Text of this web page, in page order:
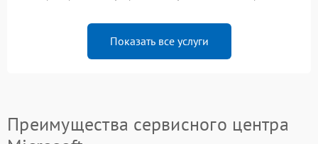
Показать все услуги
Преимущества сервисного центра